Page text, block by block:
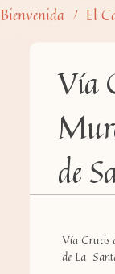
Bienvenida / El
Vía
de
Vía Crucis
de La